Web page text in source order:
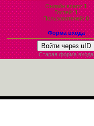
Онлайн всего:1
Гостей:1
Пользователей:0
Форма входа
Войти через uID
Старая форма входа